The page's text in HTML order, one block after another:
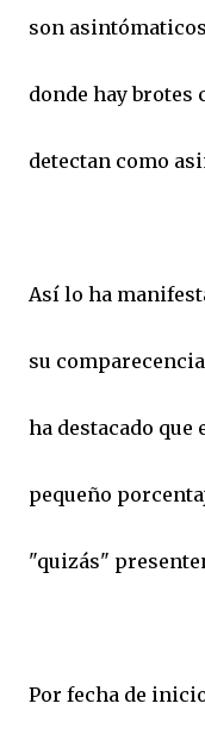
son
donde hay brotes
detectan como
Así lo ha
su
ha destacado
pequeño
"quizás"
Por fecha de